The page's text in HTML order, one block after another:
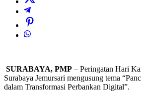
SURABAYA, PMP – Peringatan Hari
Surabaya Jemursari mengusung tema
dalam Transformasi Perbankan Digital”.